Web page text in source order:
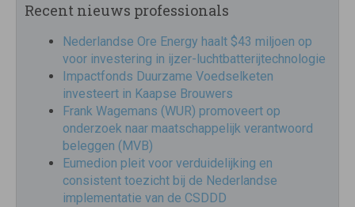
Recent nieuws professionals
Nederlandse Ore Energy haalt $43 miljoen op
voor investering in ijzer-luchtbatterijtechnologie
Impactfonds Duurzame Voedselketen
investeert in Kaapse Brouwers
Frank Wagemans (WUR) promoveert op
onderzoek naar maatschappelijk verantwoord
beleggen (MVB)
Eumedion pleit voor verduidelijking en
consistent toezicht bij de Nederlandse
implementatie van de CSDDD